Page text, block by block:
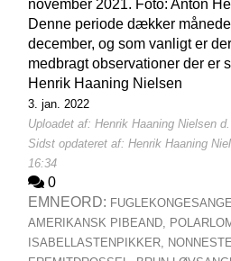
november 2021. Foto: Anton
Denne periode dækker
december, og som vanligt er
medbragt observationer der er
Henrik Haaning Nielsen
3. jan. 2022
Uploadet af: Henrik Haaning Nielsen
Sidst opdateret af: Henrik Haaning
16:34
0
EMNEORD:
AMERIKANSK PIBEAND,
ISABELLASTENPIKKER,